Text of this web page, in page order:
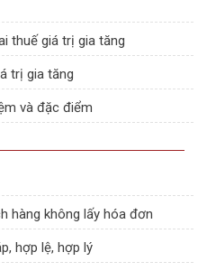
thuế giá trị gia tăng
trị gia tăng
và đặc điểm
hàng không lấy hóa đơn
hợp lệ, hợp lý